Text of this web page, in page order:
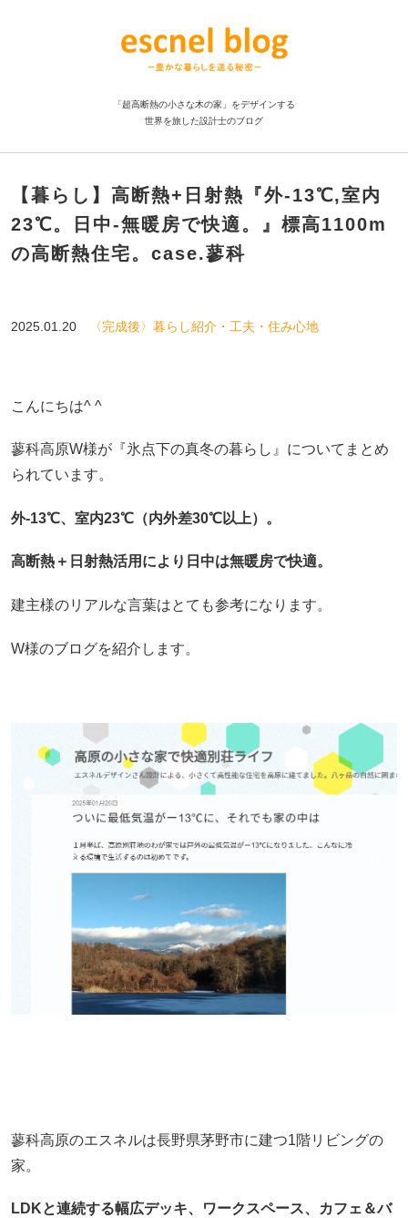
「超高断熱の小さな木の家」をデザインする
世界を旅した設計士のブログ
【暮らし】高断熱+日射熱『外-13℃,室内
23℃。日中-無暖房で快適。』標高1100m
の高断熱住宅。case.蓼科
2025.01.20 〈完成後〉暮らし紹介・工夫・住み心地
こんにちは^ ^
蓼科高原W様が『氷点下の真冬の暮らし』についてまとめ
られています。
外-13℃、室内23℃（内外差30℃以上）。
高断熱＋日射熱活用により日中は無暖房で快適。
建主様のリアルな言葉はとても参考になります。
W様のブログを紹介します。
蓼科高原のエスネルは長野県茅野市に建つ1階リビングの
家。
LDKと連続する幅広デッキ、ワークスペース、カフェ＆バ